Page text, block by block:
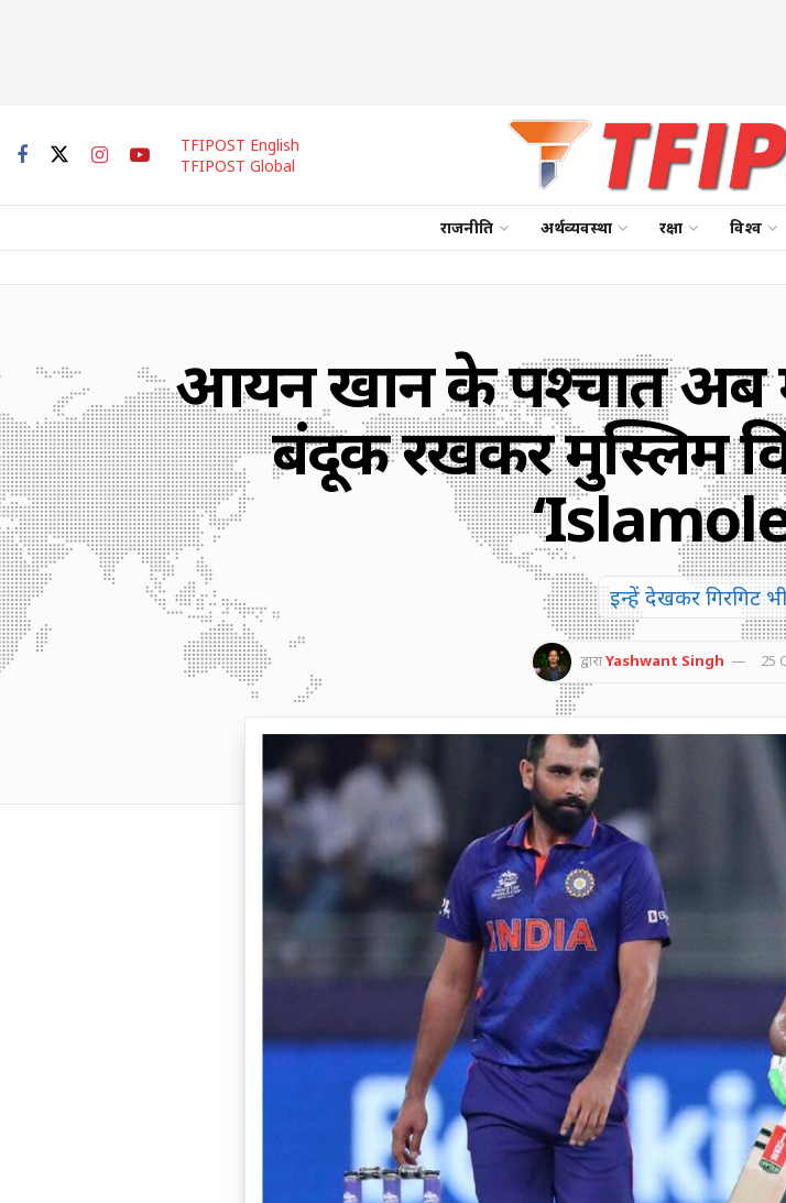
TFIPOST English
TFIPOST Global
राजनीति अर्थव्यवस्था रक्षा विश्व
आर्यन खान के पश्चात अब
बंदूक रखकर मुस्लिम
इन्हें देखकर गिरगिट
द्वाराYashwant Singh 25